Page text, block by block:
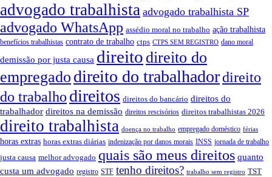
advogado trabalhista advogado trabalhista SP
advogado WhatsApp assédio moral no trabalho ação trabalhista
benefícios trabalhistas contrato de trabalho ctps CTPS SEM REGISTRO dano moral
demissão por justa causa direito direito do
empregado direito do trabalhadordireito
do trabalho direitos direitos do bancário direitos do
trabalhador direitos na demissão direitos rescisórios direitos trabalhistas 2026
direito trabalhista doença no trabalho empregado doméstico férias
horas extras horas extras diárias indenização por danos morais INSS jornada de trabalho
justa causa melhor advogado quais são meus direitos quanto
custa um advogado registro STF tenho direitos? trabalho sem registro TST